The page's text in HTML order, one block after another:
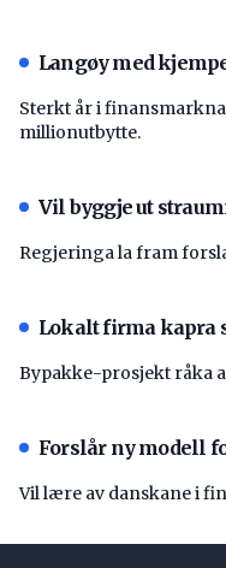
Langøy med
Sterkt år i
millionutbytte.
Vil byggje ut
Regjeringa la fram
Lokalt firma kapra
Bypakke-prosjekt råka
Forslår ny modell
Vil lære av danskane i